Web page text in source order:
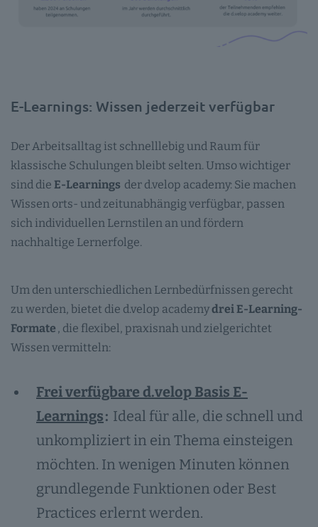
E-Learnings: Wissen jederzeit verfügbar
Der Arbeitsalltag ist schnelllebig und Raum für
klassische Schulungen bleibt selten. Umso wichtiger
sind die E-Learnings der d.velop academy: Sie machen
Wissen orts- und zeitunabhängig verfügbar, passen
sich individuellen Lernstilen an und fördern
nachhaltige Lernerfolge.
Um den unterschiedlichen Lernbedürfnissen gerecht
zu werden, bietet die d.velop academydrei E-Learning-
Formate , die flexibel, praxisnah und zielgerichtet
Wissen vermitteln:
Frei verfügbare d.velop Basis E-
Learnings: Ideal für alle, die schnell und
unkompliziert in ein Thema einsteigen
möchten. In wenigen Minuten können
grundlegende Funktionen oder Best
Practices erlernt werden.